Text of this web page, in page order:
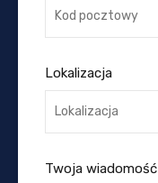
Lokalizacja
Twoja wiadomość